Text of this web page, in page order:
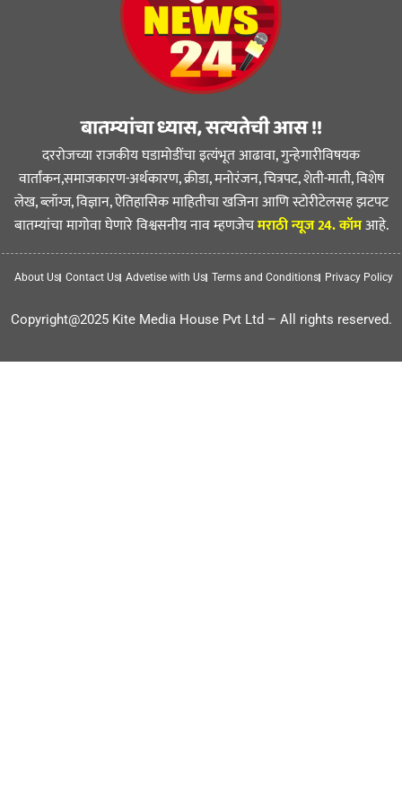
बातम्यांचा ध्यास, सत्यतेची आस !!
दररोजच्या राजकीय घडामोडींचा इत्यंभूत आढावा, गुन्हेगारीविषयक
वार्तांकन,समाजकारण-अर्थकारण, क्रीडा, मनोरंजन, चित्रपट, शेती-माती, विशेष
लेख, ब्लॉग्ज, विज्ञान, ऐतिहासिक माहितीचा खजिना आणि स्टोरीटेलसह झटपट
बातम्यांचा मागोवा घेणारे विश्वसनीय नाव म्हणजेचमराठी न्यूज 24. कॉमआहे.
About Us Contact Us Advetise with Us Terms and Conditions Privacy Policy
Copyright@2025 Kite Media House Pvt Ltd – All rights reserved.